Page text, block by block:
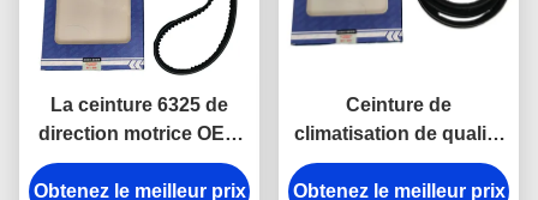
La ceinture 6325 de
direction motrice OEM
de qualité
professionnelle 0502-
Obtenez le meilleur prix
Ceinture de
climatisation de qualité
OEM SM6550 pour
camions légers Isuzu
Obtenez le meilleur prix